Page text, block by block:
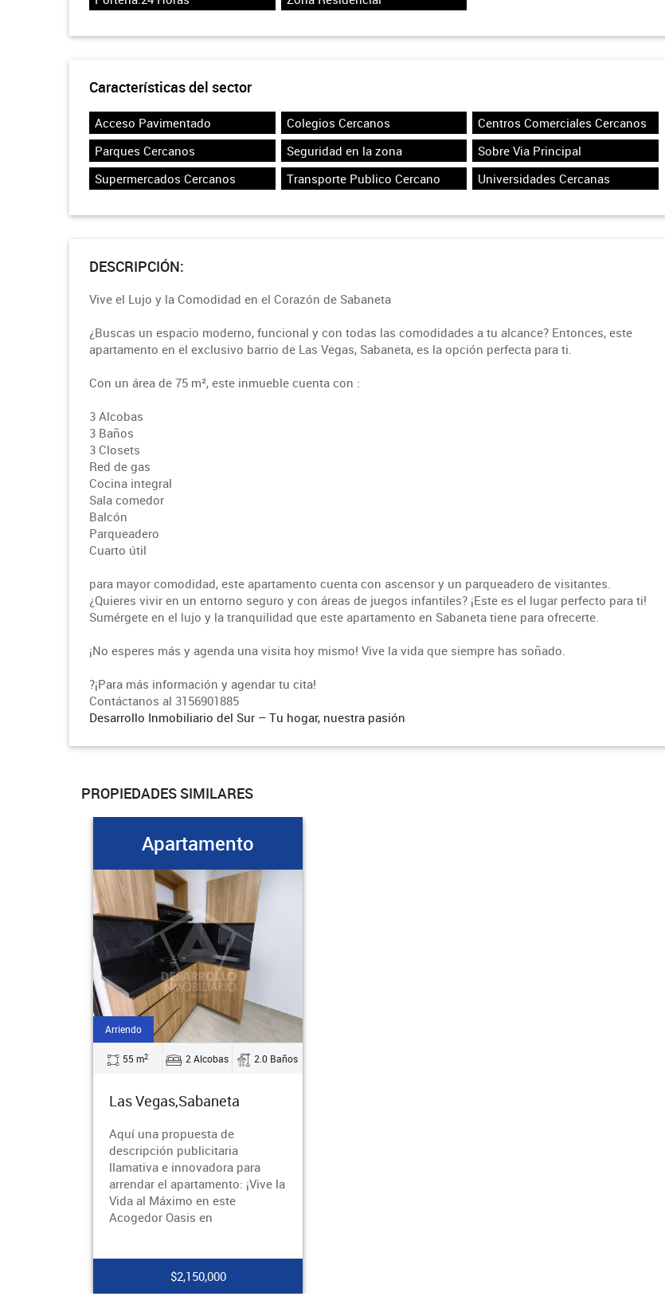
Características del sector
Acceso Pavimentado Colegios Cercanos
Centros Comerciales Cercanos
Parques Cercanos
Seguridad en la zona
Sobre Via Principal
Supermercados Cercanos
Transporte Publico Cercano Universidades Cercanas
DESCRIPCIÓN:
Vive el Lujo y la Comodidad en el Corazón de Sabaneta
¿Buscas un espacio moderno, funcional y con todas las comodidades a tu alcance? Entonces, este
apartamento en el exclusivo barrio de Las Vegas, Sabaneta, es la opción perfecta para ti.
Con un área de 75 m², este inmueble cuenta con :
3 Alcobas
3 Baños
3 Closets
Red de gas
Cocina integral
Sala comedor
Balcón
Parqueadero
Cuarto útil
para mayor comodidad, este apartamento cuenta con ascensor y un parqueadero de visitantes.
¿Quieres vivir en un entorno seguro y con áreas de juegos infantiles? ¡Este es el lugar perfecto para ti!
Sumérgete en el lujo y la tranquilidad que este apartamento en Sabaneta tiene para ofrecerte.
¡No esperes más y agenda una visita hoy mismo! Vive la vida que siempre has soñado.
?¡Para más información y agendar tu cita!
Contáctanos al 3156901885
Desarrollo Inmobiliario del Sur – Tu hogar, nuestra pasión
PROPIEDADES SIMILARES
Apartamento
Arriendo
55 m2 2 Alcobas 2.0 Baños
Las Vegas,Sabaneta
Aquí una propuesta de
descripción publicitaria
llamativa e innovadora para
arrendar el apartamento: ¡Vive la
Vida al Máximo en este
Acogedor Oasis en
$2,150,000